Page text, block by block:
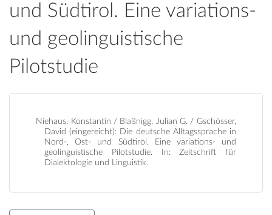
und Südtirol. Eine variations-
und geolinguistische
Pilotstudie
Niehaus, Konstantin / Blaßnigg, Julian G. / Gschösser,
David (eingereicht): Die deutsche Alltagssprache in
Nord-, Ost- und Südtirol. Eine variations- und
geolinguistische Pilotstudie. In: Zeitschrift für
Dialektologie und Linguistik.